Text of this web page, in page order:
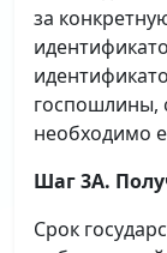
за
госпошлины,
необходимо
Шаг 3А.
Срок